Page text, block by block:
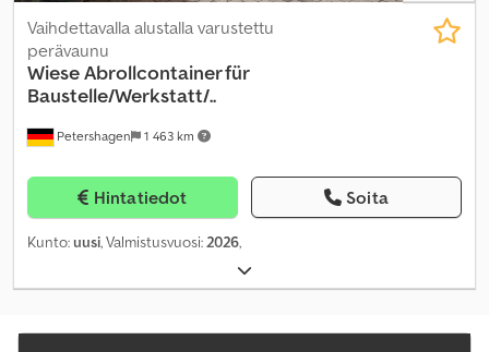
Petershagen 1 463 km
Vaihdettavalla alustalla varustettu
perävaunu
Wiese Abrollcontainer für
Baustelle/Werkstatt/..
Hintatiedot Soita
Kunto:uusi, Valmistusvuosi:2026,